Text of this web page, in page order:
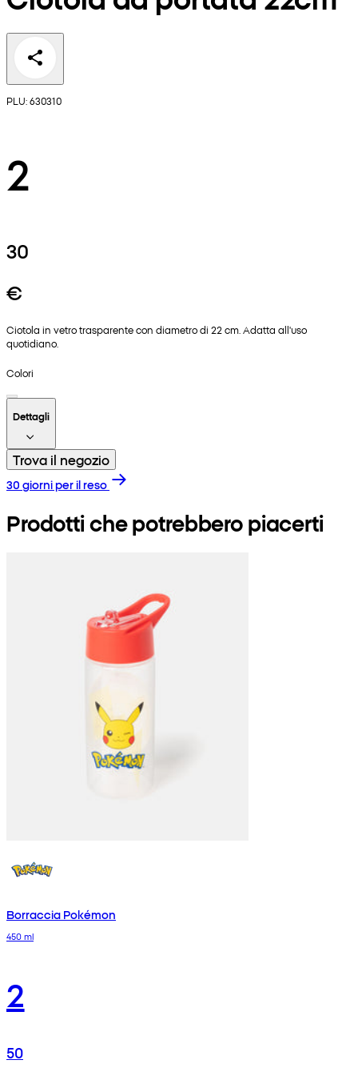
PLU: 630310
2
30
€
Ciotola in vetro trasparente con diametro di 22 cm. Adatta all'uso
quotidiano.
Colori
Dettagli
Trova il negozio
30 giorni per il reso
Prodotti che potrebbero piacerti
Borraccia Pokémon
450 ml
2
50